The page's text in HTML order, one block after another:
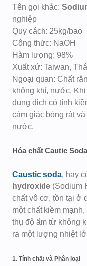
Tên gọi khác:
nghiệp
Quy cách: 25kg/bao
Công thức: NaOH
Hàm lượng: 98%
Xuất xứ: Taiwan,
Ngoại quan: Chất
không khí, nước.
dung dịch có tính
cảm giác bỏng rát
nước.
Hóa chất Cautic
Caustic soda, hay
hydroxide (Sodium
chất vô cơ, tồn tại ở
một chất kiềm
thụ độ ẩm từ không
ra một lượng nhiệt
1. Tính chất và Phân loại